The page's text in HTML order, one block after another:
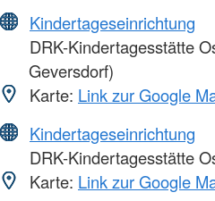
Kindertageseinrichtung
DRK-Kindertagesstätte
Geversdorf)
Karte: Link zur Google
Kindertageseinrichtung
DRK-Kindertagesstätte
Karte: Link zur Google